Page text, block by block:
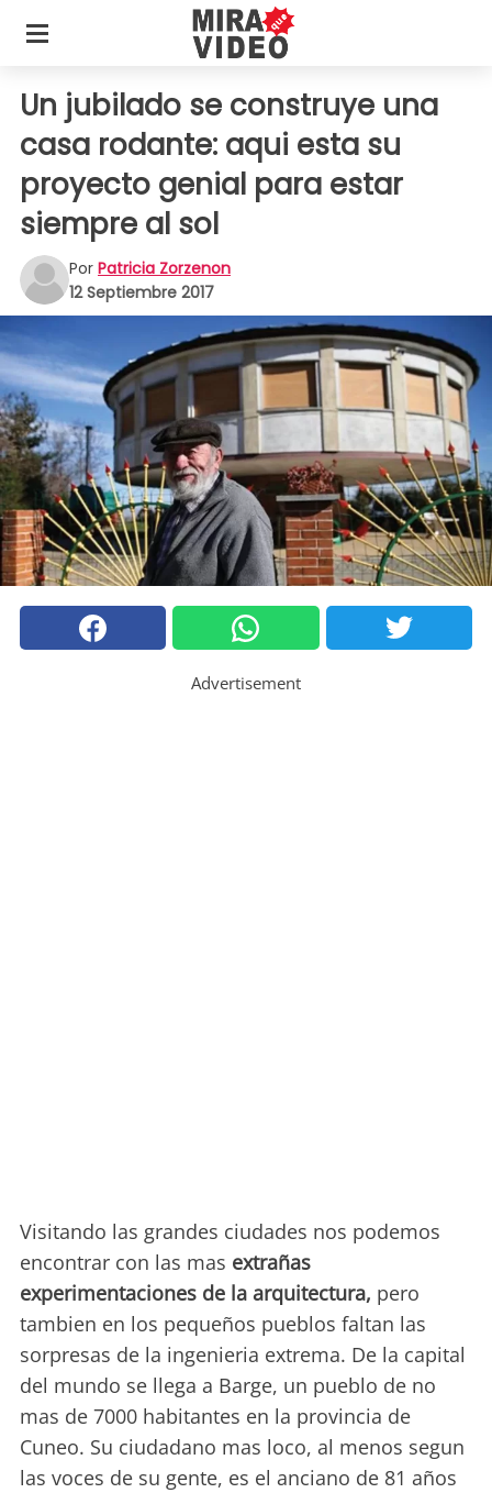
Un jubilado se construye una
casa rodante: aqui esta su
proyecto genial para estar
siempre al sol
Por Patricia Zorzenon
12 Septiembre 2017
Advertisement
Visitando las grandes ciudades nos podemos
encontrar con las mas extrañas
experimentaciones de la arquitectura, pero
tambien en los pequeños pueblos faltan las
sorpresas de la ingenieria extrema. De la capital
del mundo se llega a Barge, un pueblo de no
mas de 7000 habitantes en la provincia de
Cuneo. Su ciudadano mas loco, al menos segun
las voces de su gente, es el anciano de 81 años